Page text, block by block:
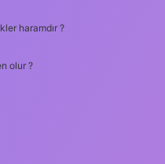
haramdır ?
olur ?